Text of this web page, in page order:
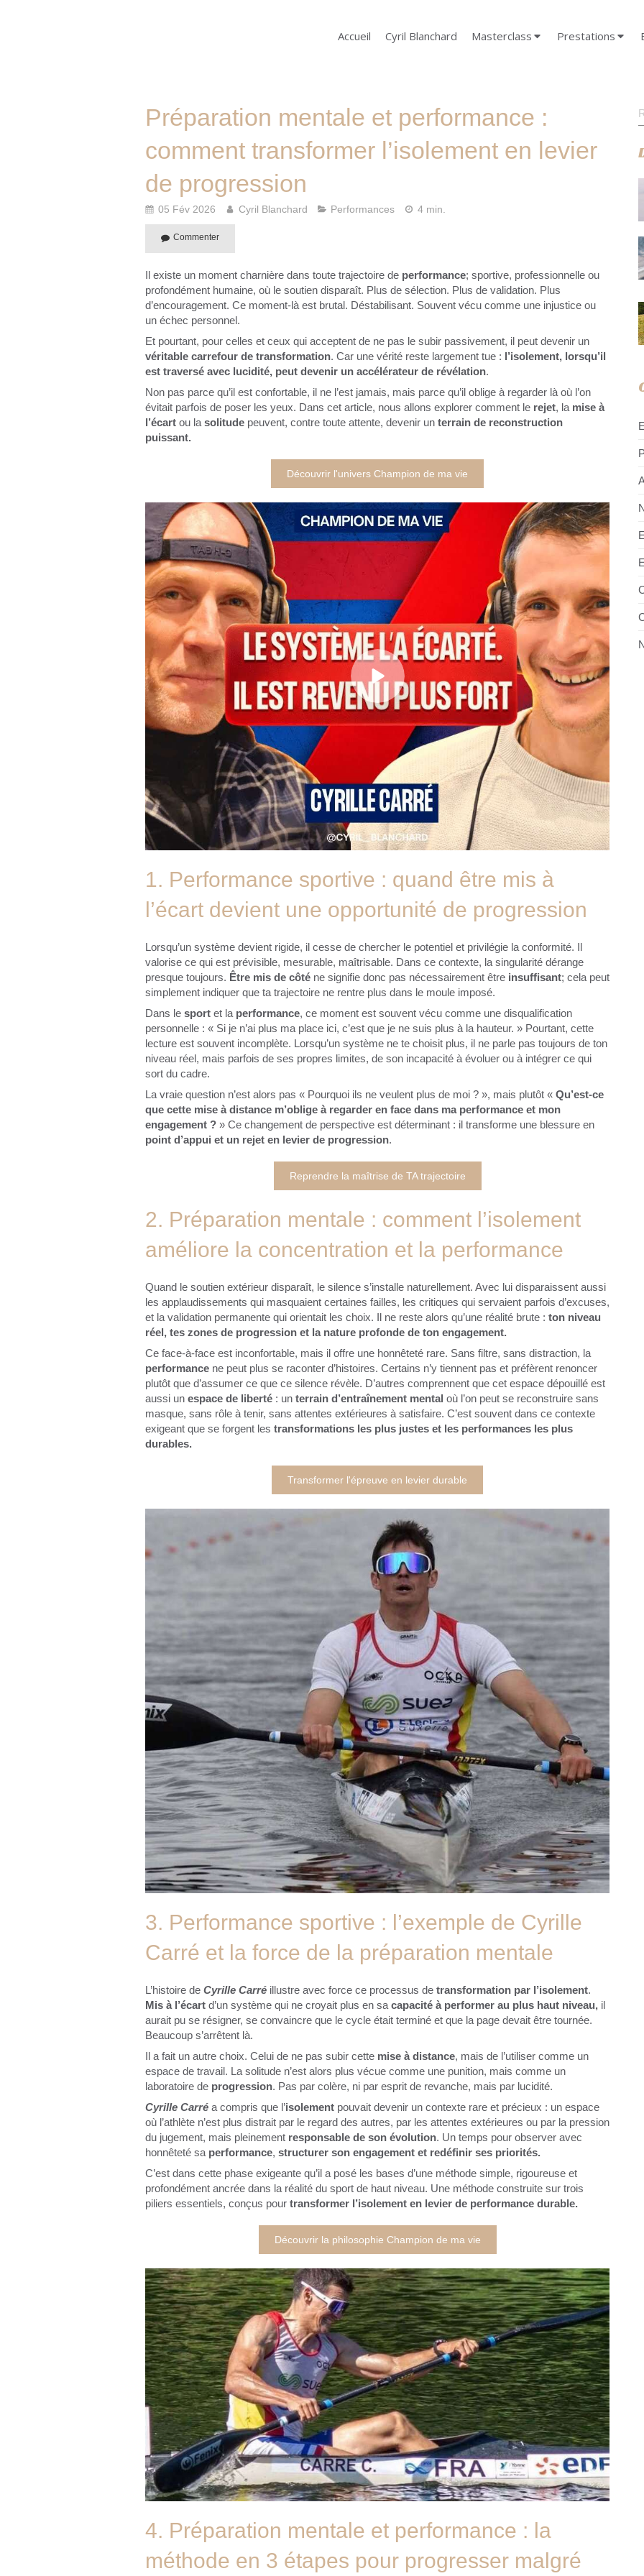
Accueil Cyril Blanchard Masterclass Prestations
Préparation mentale et performance :
comment transformer l’isolement en levier
de progression
05 Fév 2026 Cyril Blanchard Performances 4 min.
Commenter
Il existe un moment charnière dans toute trajectoire de performance; sportive, professionnelle ou
profondément humaine, où le soutien disparaît. Plus de sélection. Plus de validation. Plus
d’encouragement. Ce moment-là est brutal. Déstabilisant. Souvent vécu comme une injustice ou
un échec personnel.
Et pourtant, pour celles et ceux qui acceptent de ne pas le subir passivement, il peut devenir un
véritable carrefour de transformation. Car une vérité reste largement tue : l’isolement, lorsqu’il
est traversé avec lucidité, peut devenir un accélérateur de révélation.
Non pas parce qu’il est confortable, il ne l’est jamais, mais parce qu’il oblige à regarder là où l’on
évitait parfois de poser les yeux. Dans cet article, nous allons explorer comment le rejet, la mise à
l’écart ou la solitude peuvent, contre toute attente, devenir un terrain de reconstruction
puissant.
Découvrir l'univers Champion de ma vie
1. Performance sportive : quand être mis à
l’écart devient une opportunité de progression
Lorsqu’un système devient rigide, il cesse de chercher le potentiel et privilégie la conformité. Il
valorise ce qui est prévisible, mesurable, maîtrisable. Dans ce contexte, la singularité dérange
presque toujours. Être mis de côté ne signifie donc pas nécessairement être insuffisant; cela peut
simplement indiquer que ta trajectoire ne rentre plus dans le moule imposé.
Dans le sport et la performance, ce moment est souvent vécu comme une disqualification
personnelle : « Si je n’ai plus ma place ici, c’est que je ne suis plus à la hauteur. » Pourtant, cette
lecture est souvent incomplète. Lorsqu’un système ne te choisit plus, il ne parle pas toujours de ton
niveau réel, mais parfois de ses propres limites, de son incapacité à évoluer ou à intégrer ce qui
sort du cadre.
La vraie question n’est alors pas « Pourquoi ils ne veulent plus de moi ? », mais plutôt « Qu’est-ce
que cette mise à distance m’oblige à regarder en face dans ma performance et mon
engagement ? » Ce changement de perspective est déterminant : il transforme une blessure en
point d’appui et un rejet en levier de progression.
Reprendre la maîtrise de TA trajectoire
2. Préparation mentale : comment l’isolement
améliore la concentration et la performance
Quand le soutien extérieur disparaît, le silence s’installe naturellement. Avec lui disparaissent aussi
les applaudissements qui masquaient certaines failles, les critiques qui servaient parfois d’excuses,
et la validation permanente qui orientait les choix. Il ne reste alors qu’une réalité brute : ton niveau
réel, tes zones de progression et la nature profonde de ton engagement.
Ce face-à-face est inconfortable, mais il offre une honnêteté rare. Sans filtre, sans distraction, la
performance ne peut plus se raconter d’histoires. Certains n’y tiennent pas et préfèrent renoncer
plutôt que d’assumer ce que ce silence révèle. D’autres comprennent que cet espace dépouillé est
aussi un espace de liberté : un terrain d’entraînement mental où l’on peut se reconstruire sans
masque, sans rôle à tenir, sans attentes extérieures à satisfaire. C’est souvent dans ce contexte
exigeant que se forgent les transformations les plus justes et les performances les plus
durables.
Transformer l'épreuve en levier durable
3. Performance sportive : l’exemple de Cyrille
Carré et la force de la préparation mentale
L’histoire de Cyrille Carré illustre avec force ce processus de transformation par l’isolement.
Mis à l’écart d’un système qui ne croyait plus en sa capacité à performer au plus haut niveau, il
aurait pu se résigner, se convaincre que le cycle était terminé et que la page devait être tournée.
Beaucoup s’arrêtent là.
Il a fait un autre choix. Celui de ne pas subir cette mise à distance, mais de l’utiliser comme un
espace de travail. La solitude n’est alors plus vécue comme une punition, mais comme un
laboratoire de progression. Pas par colère, ni par esprit de revanche, mais par lucidité.
Cyrille Carré a compris que l’isolement pouvait devenir un contexte rare et précieux : un espace
où l’athlète n’est plus distrait par le regard des autres, par les attentes extérieures ou par la pression
du jugement, mais pleinement responsable de son évolution. Un temps pour observer avec
honnêteté sa performance, structurer son engagement et redéfinir ses priorités.
C’est dans cette phase exigeante qu’il a posé les bases d’une méthode simple, rigoureuse et
profondément ancrée dans la réalité du sport de haut niveau. Une méthode construite sur trois
piliers essentiels, conçus pour transformer l’isolement en levier de performance durable.
Découvrir la philosophie Champion de ma vie
4. Préparation mentale et performance : la
méthode en 3 étapes pour progresser malgré